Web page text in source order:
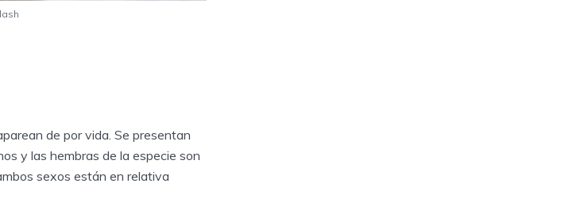
de por vida. Se presentan
y las hembras de la especie son
sexos están en relativa